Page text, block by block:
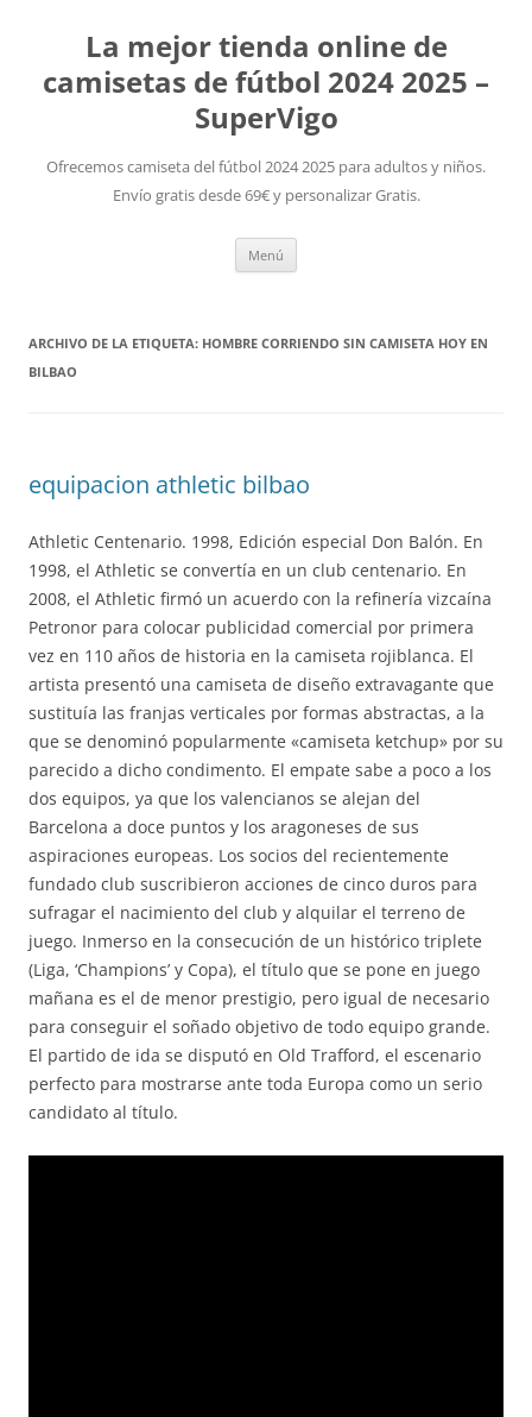
La mejor tienda online de
camisetas de fútbol 2024 2025 –
SuperVigo
Ofrecemos camiseta del fútbol 2024 2025 para adultos y niños.
Envío gratis desde 69€ y personalizar Gratis.
Menú
ARCHIVO DE LA ETIQUETA: HOMBRE CORRIENDO SIN CAMISETA HOY EN
BILBAO
equipacion athletic bilbao
Athletic Centenario. 1998, Edición especial Don Balón. En
1998, el Athletic se convertía en un club centenario. En
2008, el Athletic firmó un acuerdo con la refinería vizcaína
Petronor para colocar publicidad comercial por primera
vez en 110 años de historia en la camiseta rojiblanca. El
artista presentó una camiseta de diseño extravagante que
sustituía las franjas verticales por formas abstractas, a la
que se denominó popularmente «camiseta ketchup» por su
parecido a dicho condimento. El empate sabe a poco a los
dos equipos, ya que los valencianos se alejan del
Barcelona a doce puntos y los aragoneses de sus
aspiraciones europeas. Los socios del recientemente
fundado club suscribieron acciones de cinco duros para
sufragar el nacimiento del club y alquilar el terreno de
juego. Inmerso en la consecución de un histórico triplete
(Liga, ‘Champions’ y Copa), el título que se pone en juego
mañana es el de menor prestigio, pero igual de necesario
para conseguir el soñado objetivo de todo equipo grande.
El partido de ida se disputó en Old Trafford, el escenario
perfecto para mostrarse ante toda Europa como un serio
candidato al título.